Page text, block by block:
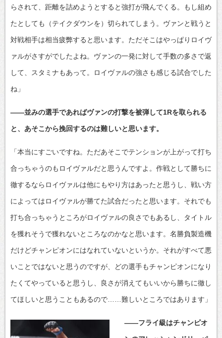
らされて、距離を詰めようとすると強打が飛んでくる。もし組め
たとしても（テイクダウンを）切られてしまう。ヴァンと戦うと
対戦相手は相当疲弊すると思います。ただそこはやっぱりロイヴ
ァルがさすがでしたよね。ヴァンの一発に対して手数の多さで返
して、スタミナもあって。ロイヴァルの強さも感じる試合でした
ね」
――並みの選手であればヴァンの打撃を被弾して1Rを取られる
と、あそこから挽回するのは難しいと思います。
「本当にすごいですね。ただあそこでテンションが上がって打ち
合っちゃうのもロイヴァルだと思うんですよ。作戦として勝ちに
徹するならロイヴァルは他にもやり方はあったと思うし、戦い方
によってはロイヴァルが勝てた試合だったと思います。それでも
打ち合っちゃうところがロイヴァルの良さでもあるし、タイトル
を獲れそうで獲れないところなのかなと思います。名勝負製造機
だけどチャンピオンにはなれていないというか。それがすべて悪
いことではないと思うのですが、どの選手もチャンピオンになり
たくてやっていると思うし、良さが消えてもいいから勝ちに徹し
てほしいと思うこともあるので……難しいところではあります」
――フライ級はチャンピオ